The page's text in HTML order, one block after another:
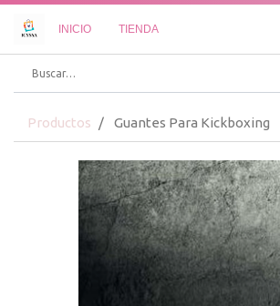
INICIO TIENDA
Productos Guantes Para Kickboxing